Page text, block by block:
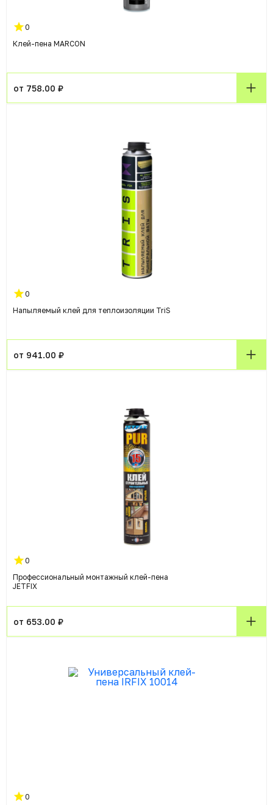
0
Клей-пена MARCON
от 758.00 ₽
0
Напыляемый клей для теплоизоляции TriS
от 941.00 ₽
0
Профессиональный монтажный клей-пена
JETFIX
от 653.00 ₽
0